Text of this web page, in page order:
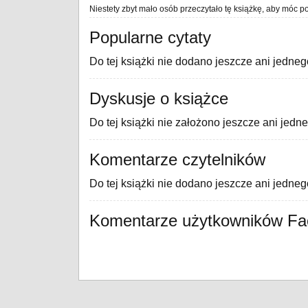
Niestety zbyt mało osób przeczytało tę książkę, aby móc
Popularne cytaty
Do tej książki nie dodano jeszcze ani
Dyskusje o książce
Do tej książki nie założono jeszcze ani
Komentarze czytelników
Do tej książki nie dodano jeszcze ani
Komentarze użytkowników